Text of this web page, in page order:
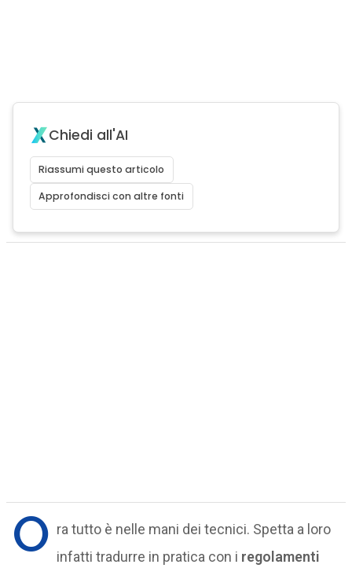
Chiedi all'AI
Riassumi questo articolo
Approfondisci con altre fonti
O ra tutto è nelle mani dei tecnici. Spetta a loro
infatti tradurre in pratica con i regolamenti